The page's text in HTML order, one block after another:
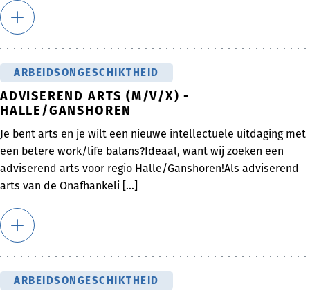
ARBEIDSONGESCHIKTHEID
ADVISEREND ARTS (M/V/X) -
HALLE/GANSHOREN
Je bent arts en je wilt een nieuwe intellectuele uitdaging met
een betere work/life balans?Ideaal, want wij zoeken een
adviserend arts voor regio Halle/Ganshoren!Als adviserend
arts van de Onafhankeli [...]
ARBEIDSONGESCHIKTHEID